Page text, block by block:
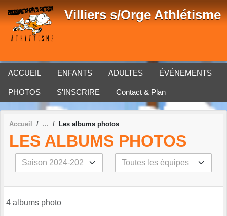
Villiers s/Orge Athlétisme
ACCUEIL ENFANTS ADULTES ÉVÉNEMENTS
PHOTOS S'INSCRIRE Contact & Plan
Accueil Les albums photos
LES ALBUMS PHOTOS
4 albums photo
Panneau de gestion des cookies